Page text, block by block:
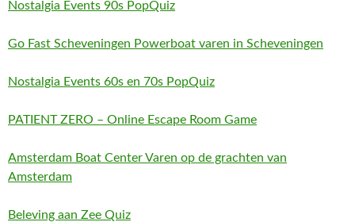
Nostalgia Events 90s PopQuiz
Go Fast Scheveningen Powerboat varen in Scheveningen
Nostalgia Events 60s en 70s PopQuiz
PATIENT ZERO – Online Escape Room Game
Amsterdam Boat Center Varen op de grachten van
Amsterdam
Beleving aan Zee Quiz